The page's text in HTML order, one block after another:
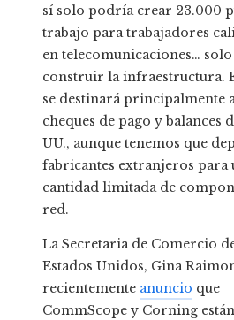
sí solo podría crear 23.000
trabajo para trabajadores
en telecomunicaciones…
construir la infraestructura.
se destinará principalmente
cheques de pago y balances
UU., aunque tenemos que
fabricantes extranjeros para
cantidad limitada de
red.
La Secretaria de Comercio
Estados Unidos, Gina
recientemente anuncio que
CommScope y Corning están